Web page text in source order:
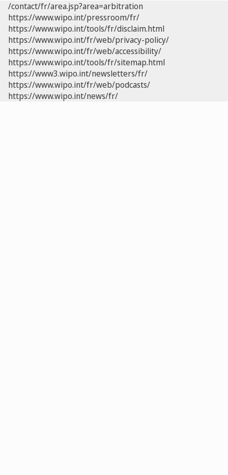
/contact/fr/area.jsp?area=arbitration
https://www.wipo.int/pressroom/fr/
https://www.wipo.int/tools/fr/disclaim.html
https://www.wipo.int/fr/web/privacy-policy/
https://www.wipo.int/fr/web/accessibility/
https://www.wipo.int/tools/fr/sitemap.html
https://www3.wipo.int/newsletters/fr/
https://www.wipo.int/fr/web/podcasts/
https://www.wipo.int/news/fr/